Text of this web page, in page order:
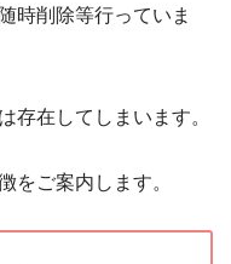
時削除等行っていま
存在してしまいます。
をご案内します。